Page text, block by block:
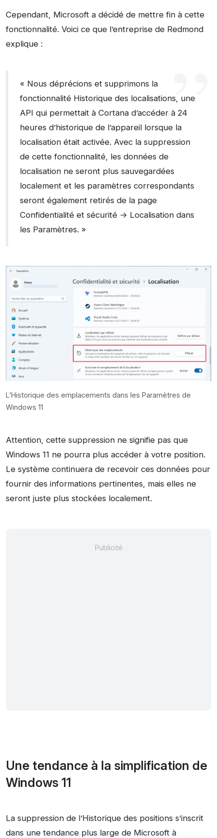
Cependant, Microsoft a décidé de mettre fin à cette
fonctionnalité. Voici ce que l’entreprise de Redmond
explique :
« Nous déprécions et supprimons la
fonctionnalité Historique des localisations, une
API qui permettait à Cortana d’accéder à 24
heures d’historique de l’appareil lorsque la
localisation était activée. Avec la suppression
de cette fonctionnalité, les données de
localisation ne seront plus sauvegardées
localement et les paramètres correspondants
seront également retirés de la page
Confidentialité et sécurité -> Localisation dans
les Paramètres. »
L’Historique des emplacements dans les Paramètres de
Windows 11
Attention, cette suppression ne signifie pas que
Windows 11 ne pourra plus accéder à votre position.
Le système continuera de recevoir ces données pour
fournir des informations pertinentes, mais elles ne
seront juste plus stockées localement.
Une tendance à la simplification de
Windows 11
La suppression de l’Historique des positions s’inscrit
dans une tendance plus large de Microsoft à